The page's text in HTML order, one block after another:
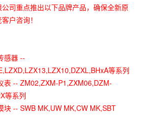
司重点推出以下品牌产品，确保全新原
户咨询！
感器 --
等系列
-- ZM02,ZXM-P1,ZXM06,DZM-
等系列
-- SWB MK,UW MK,CW MK,SBT